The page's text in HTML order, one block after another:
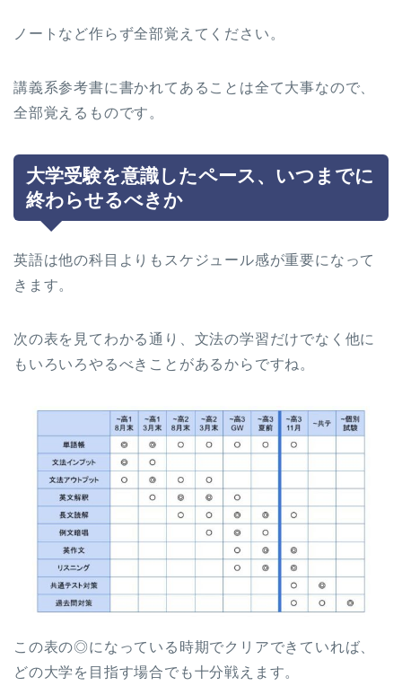
ノートなど作らず全部覚えてください。
講義系参考書に書かれてあることは全て大事なので、
全部覚えるものです。
大学受験を意識したペース、いつまでに
終わらせるべきか
英語は他の科目よりもスケジュール感が重要になって
きます。
次の表を見てわかる通り、文法の学習だけでなく他に
もいろいろやるべきことがあるからですね。
この表の◎になっている時期でクリアできていれば、
どの大学を目指す場合でも十分戦えます。